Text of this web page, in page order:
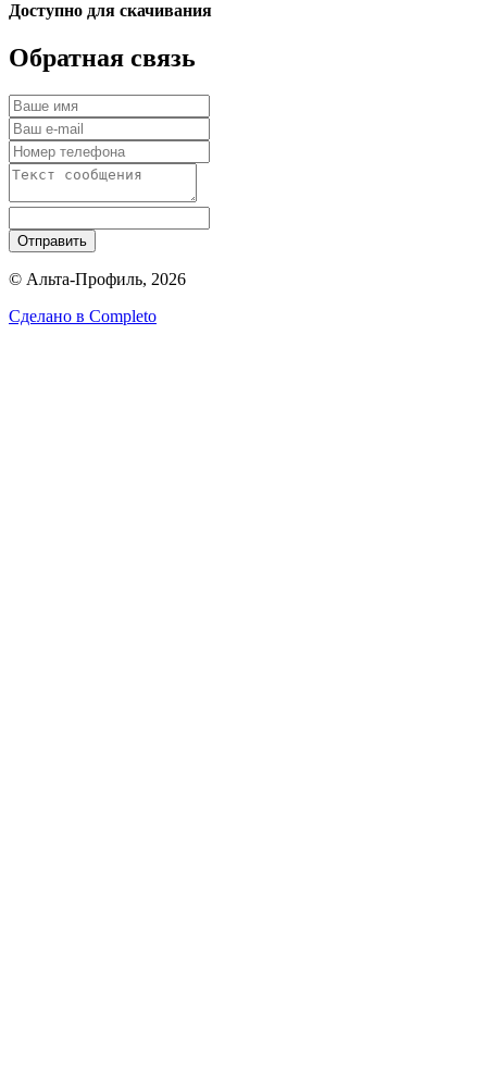
Доступно для скачивания
Обратная связь
Отправить
© Альта-Профиль, 2026
Сделано в Completo